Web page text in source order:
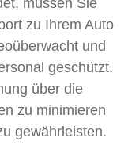
müssen Sie
zu Ihrem Auto
und
geschützt.
über die
zu minimieren
gewährleisten.